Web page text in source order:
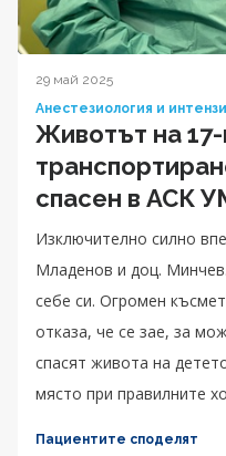
29 май 2025
Анестезиология и
Животът на
спасен в АСК
Изключително силно
Младенов и доц.
себе си. Огромен
отказа, че се зае, за
спасят живота на
място при правилните
Пациентите споделят